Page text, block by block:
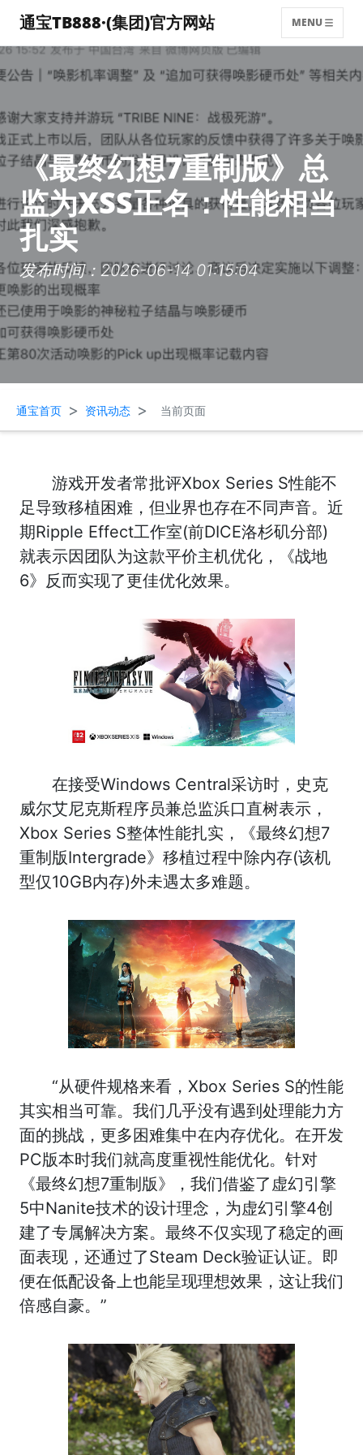
通宝TB888·(集团)官方网站 MENU
《最终幻想7重制版》总
监为XSS正名：性能相当
扎实
发布时间：2026-06-14 01:15:04
通宝首页 > 资讯动态 > 当前页面
游戏开发者常批评Xbox Series S性能不
足导致移植困难，但业界也存在不同声音。近
期Ripple Effect工作室(前DICE洛杉矶分部)
就表示因团队为这款平价主机优化，《战地
6》反而实现了更佳优化效果。
在接受Windows Central采访时，史克
威尔艾尼克斯程序员兼总监浜口直树表示，
Xbox Series S整体性能扎实，《最终幻想7
重制版Intergrade》移植过程中除内存(该机
型仅10GB内存)外未遇太多难题。
“从硬件规格来看，Xbox Series S的性能
其实相当可靠。我们几乎没有遇到处理能力方
面的挑战，更多困难集中在内存优化。在开发
PC版本时我们就高度重视性能优化。针对
《最终幻想7重制版》，我们借鉴了虚幻引擎
5中Nanite技术的设计理念，为虚幻引擎4创
建了专属解决方案。最终不仅实现了稳定的画
面表现，还通过了Steam Deck验证认证。即
便在低配设备上也能呈现理想效果，这让我们
倍感自豪。”